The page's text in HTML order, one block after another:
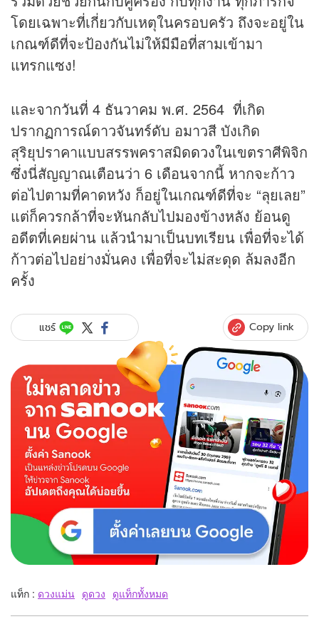
โดยเฉพาะที่เกี่ยวกับเหตุในครอบครัว ถึงจะอยู่ใน
เกณฑ์ดีที่จะป้องกันไม่ให้มีมือที่สามเข้ามา
แทรกแซง!
และจากวันที่ 4 ธันวาคม พ.ศ. 2564 ที่เกิด
ปรากฏการณ์ดาวจันทร์ดับ อมาวสี บังเกิด
สุริยุปราคาแบบสรรพคราสมิดดวงในเขตราศีพิจิก
ซึ่งนี่สัญญาณเตือนว่า 6 เดือนจากนี้ หากจะก้าว
ต่อไปตามที่คาดหวัง ก็อยู่ในเกณฑ์ดีที่จะ “ลุยเลย”
แต่ก็ควรกล้าที่จะหันกลับไปมองข้างหลัง ย้อนดู
อดีตที่เคยผ่าน แล้วนำมาเป็นบทเรียน เพื่อที่จะได้
ก้าวต่อไปอย่างมั่นคง เพื่อที่จะไม่สะดุด ล้มลงอีก
ครั้ง
แชร์ Copy link
แท็ก : ดวงแม่น ดูดวง ดูแท็กทั้งหมด